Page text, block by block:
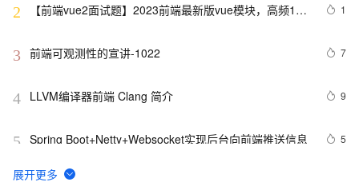
2
【前端vue2面试题】2023前端最新版vue模块，高频17
1
3 前端可观测性的宣讲-1022 7
4 LLVM编译器前端 Clang 简介 9
5 Spring Boot+Netty+Websocket实现后台向前端推送信息 5
6 2022 前端包管理方案-pnpm 和 corepack